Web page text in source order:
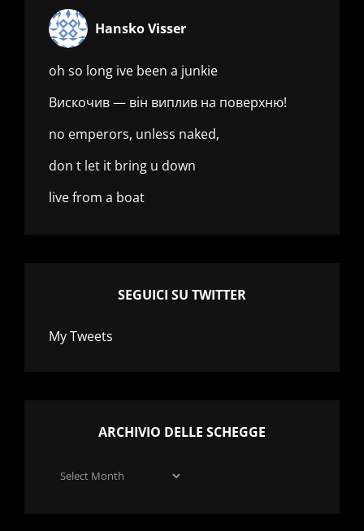
Hansko Visser
oh so long ive been a junkie
Вискочив — він виплив на поверхню!
no emperors, unless naked,
don t let it bring u down
live from a boat
SEGUICI SU TWITTER
My Tweets
ARCHIVIO DELLE SCHEGGE
Archivio